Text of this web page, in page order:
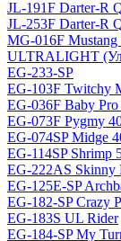
JL-191F Darter-R
JL-253F Darter-R
MG-016F
ULTRALIGHT
EG-233-SP
EG-103F Twitchy
EG-036F Baby Pro
EG-073F Pygmy
EG-074SP Midge
EG-114SP Shrimp
EG-222AS Skinny
EG-125E-SP
EG-182-SP Crazy
EG-183S UL Rider
EG-184-SP My